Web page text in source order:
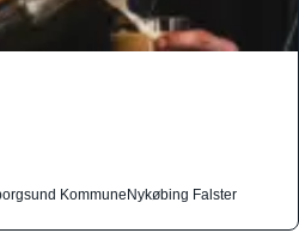
KommuneNykøbing Falster